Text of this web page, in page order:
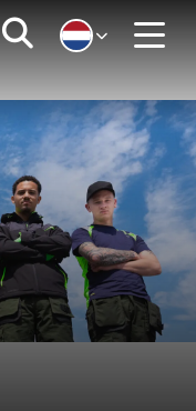
Zoeken